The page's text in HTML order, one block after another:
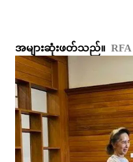
အများဆုံးဖတ်သည်။ RFA